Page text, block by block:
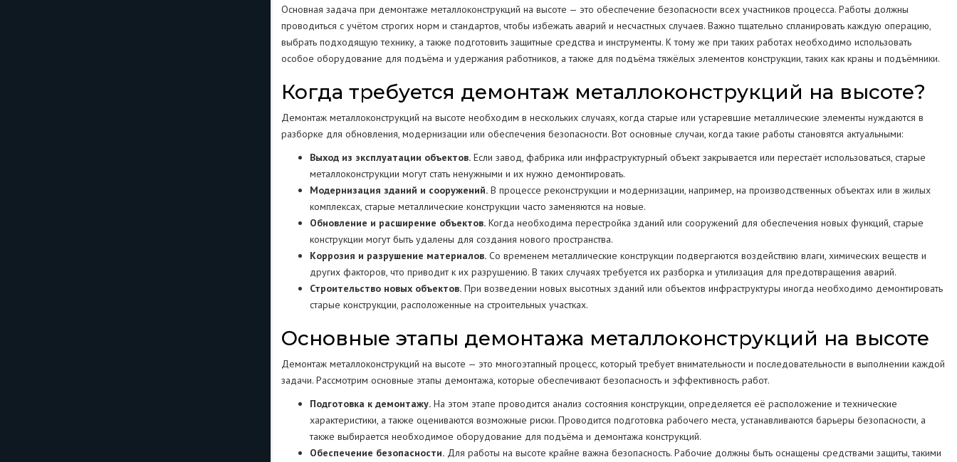
Основная задача при демонтаже металлоконструкций на высоте — это обеспечение безопасности всех участников процесса. Работы должны
проводиться с учётом строгих норм и стандартов, чтобы избежать аварий и несчастных случаев. Важно тщательно спланировать каждую операцию,
выбрать подходящую технику, а также подготовить защитные средства и инструменты. К тому же при таких работах необходимо использовать
особое оборудование для подъёма и удержания работников, а также для подъёма тяжёлых элементов конструкции, таких как краны и подъёмники.
Когда требуется демонтаж металлоконструкций на высоте?
Демонтаж металлоконструкций на высоте необходим в нескольких случаях, когда старые или устаревшие металлические элементы нуждаются в
разборке для обновления, модернизации или обеспечения безопасности. Вот основные случаи, когда такие работы становятся актуальными:
Выход из эксплуатации объектов. Если завод, фабрика или инфраструктурный объект закрывается или перестаёт использоваться, старые
металлоконструкции могут стать ненужными и их нужно демонтировать.
Модернизация зданий и сооружений. В процессе реконструкции и модернизации, например, на производственных объектах или в жилых
комплексах, старые металлические конструкции часто заменяются на новые.
Обновление и расширение объектов. Когда необходима перестройка зданий или сооружений для обеспечения новых функций, старые
конструкции могут быть удалены для создания нового пространства.
Коррозия и разрушение материалов. Со временем металлические конструкции подвергаются воздействию влаги, химических веществ и
других факторов, что приводит к их разрушению. В таких случаях требуется их разборка и утилизация для предотвращения аварий.
Строительство новых объектов. При возведении новых высотных зданий или объектов инфраструктуры иногда необходимо демонтировать
старые конструкции, расположенные на строительных участках.
Основные этапы демонтажа металлоконструкций на высоте
Демонтаж металлоконструкций на высоте — это многоэтапный процесс, который требует внимательности и последовательности в выполнении каждой
задачи. Рассмотрим основные этапы демонтажа, которые обеспечивают безопасность и эффективность работ.
Подготовка к демонтажу. На этом этапе проводится анализ состояния конструкции, определяется её расположение и технические
характеристики, а также оцениваются возможные риски. Проводится подготовка рабочего места, устанавливаются барьеры безопасности, а
также выбирается необходимое оборудование для подъёма и демонтажа конструкций.
Обеспечение безопасности. Для работы на высоте крайне важна безопасность. Рабочие должны быть оснащены средствами защиты, такими